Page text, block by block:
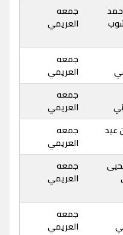
جمعه
العريمي
جمعه
العريمي
جمعه
العريمي
عيد
جمعه
العريمي
جمعه
العريمي
جمعه
العريمي